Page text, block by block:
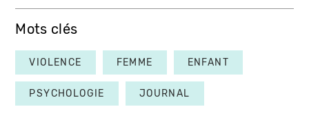
Mots clés
VIOLENCE FEMME ENFANT
PSYCHOLOGIE JOURNAL